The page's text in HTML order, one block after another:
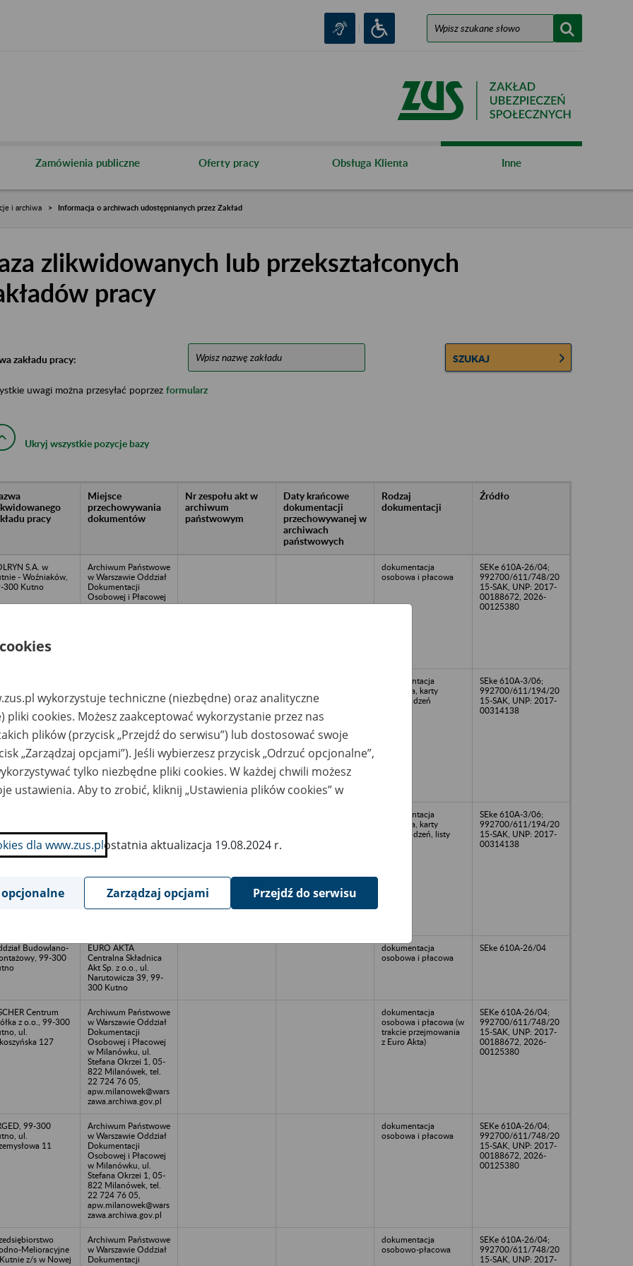
Zamówienia publiczne Oferty pracy Obsługa Klienta Inne
i archiwa Informacja o archiwach udostępnianych przez Zakład
zlikwidowanych lub przekształconych
pracy
zakładu pracy: SZUKAJ
uwagi można przesyłać poprzez formularz
Ukryj wszystkie pozycje bazy
pracy
Miejsce
przechowywania
dokumentów
Nr zespołu akt w
archiwum
państwowym
Daty krańcowe
dokumentacji
przechowywanej w
archiwach
państwowych
Rodzaj
dokumentacji
Źródło
S.A. w
- Woźniaków,
300 Kutno
Archiwum Państwowe
w Warszawie Oddział
Dokumentacji
Osobowej i Płacowej
w Milanówku, ul.
dokumentacja
osobowa i płacowa
SEKe 610A-26/04;
992700/611/748/20
15-SAK, UNP: 2017-
00188672, 2026-
00125380
06-400
ul.
1
o.o. Zakład Usług
Archiwalnych i
Składnica Akt w
Ostrołęce z siedzibą
w: Ławy 81 C, 07-411
Rzekuń, tel. (29) 760-
52-91, fax: (29) 760-
57-34, e-mail:
narew@o2.pl
dokumentacja
osobowa, karty
wynagrodzeń
SEke 610A-3/06;
992700/611/194/20
15-SAK, UNP: 2017-
00314138
Chełchy-
o.o. Zakład Usług
Archiwalnych i
Składnica Akt w
52-91, fax: (29) 760-
57-34, e-mail:
dokumentacja
osobowa, karty
wynagrodzeń, listy
SEke 610A-3/06;
992700/611/194/20
15-SAK, UNP: 2017-
00314138
Budowlano-
99-300
EURO AKTA
Centralna Składnica
Akt Sp. z o.o., ul.
Narutowicza 39, 99-
300 Kutno
dokumentacja
osobowa i płacowa
SEke 610A-26/04
Centrum
z o.o., 99-300
ul.
127
Archiwum Państwowe
w Warszawie Oddział
Dokumentacji
Osobowej i Płacowej
w Milanówku, ul.
Stefana Okrzei 1, 05-
822 Milanówek, tel.
22 724 76 05,
apw.milanowek@wars
zawa.archiwa.gov.pl
dokumentacja
osobowa i płacowa (w
trakcie przejmowania
z Euro Akta)
SEKe 610A-26/04;
992700/611/748/20
15-SAK, UNP: 2017-
00188672, 2026-
00125380
99-300
ul.
11
Archiwum Państwowe
w Warszawie Oddział
Dokumentacji
Osobowej i Płacowej
w Milanówku, ul.
Stefana Okrzei 1, 05-
822 Milanówek, tel.
22 724 76 05,
apw.milanowek@wars
zawa.archiwa.gov.pl
dokumentacja
osobowa i płacowa
SEKe 610A-26/04;
992700/611/748/20
15-SAK, UNP: 2017-
00188672, 2026-
00125380
Melioracyjne
z/s w Nowej
Archiwum Państwowe
w Warszawie Oddział
Dokumentacji
dokumentacja
osobowo-płacowa
SEKe 610A-26/04;
992700/611/748/20
15-SAK, UNP: 2017-
wykorzystuje techniczne (niezbędne) oraz analityczne
pliki cookies. Możesz zaakceptować wykorzystanie przez nas
plików (przycisk „Przejdź do serwisu”) lub dostosować swoje
„Zarządzaj opcjami”). Jeśli wybierzesz przycisk „Odrzuć opcjonalne”,
tylko niezbędne pliki cookies. W każdej chwili możesz
ustawienia. Aby to zrobić, kliknij „Ustawienia plików cookies” w
dla www.zus.plostatnia aktualizacja 19.08.2024 r.
Zarządzaj opcjami Przejdź do serwisu